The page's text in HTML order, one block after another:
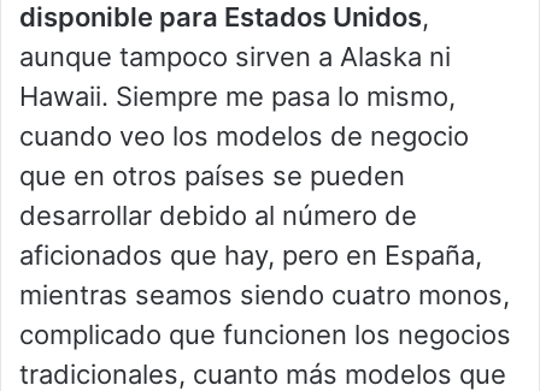
disponible para Estados Unidos,
aunque tampoco sirven a Alaska ni
Hawaii. Siempre me pasa lo mismo,
cuando veo los modelos de negocio
que en otros países se pueden
desarrollar debido al número de
aficionados que hay, pero en España,
mientras seamos siendo cuatro monos,
complicado que funcionen los negocios
tradicionales, cuanto más modelos que